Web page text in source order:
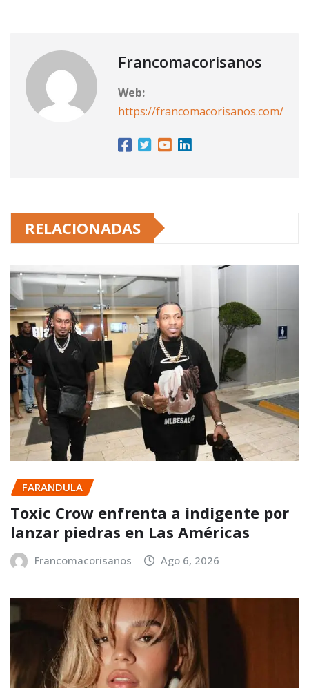
Francomacorisanos
Web:
https://francomacorisanos.com/
RELACIONADAS
FARANDULA
Toxic Crow enfrenta a indigente por
lanzar piedras en Las Américas
Francomacorisanos Ago 6, 2026